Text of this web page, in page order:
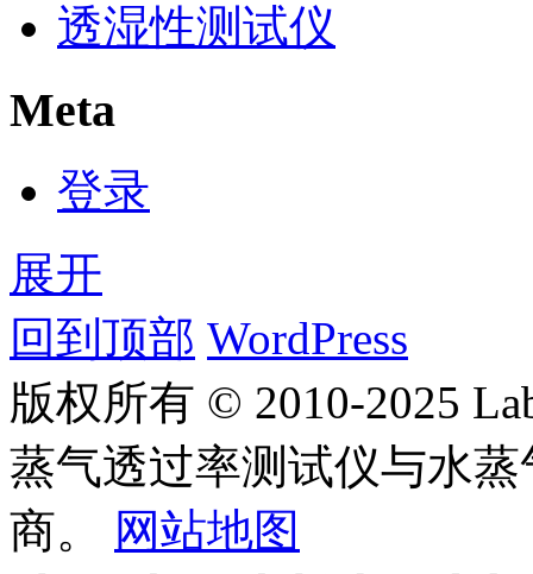
透湿性测试仪
Meta
登录
展开
回到顶部 WordPress
版权所有 © 2010-2025
蒸气透过率测试仪与水
商。
网站地图